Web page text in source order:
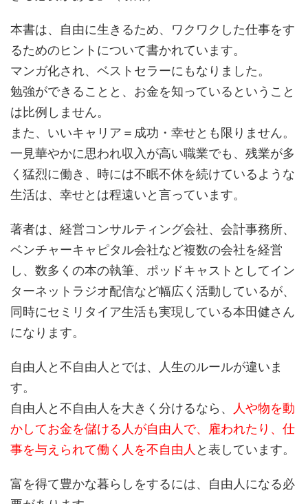
本書は、自由に生きるため、ワクワクした仕事をす
るためのヒントについて書かれています。
マンガ化され、ベストセラーにもなりました。
勉強ができることと、お金を知っているということ
は比例しません。
また、いいキャリア＝成功・幸せとも限りません。
一見華やかに思われ収入が高い職業でも、残業が多
く猛烈に働き、時には不眠不休を続けているような
生活は、幸せとは程遠いと言っています。
著者は、経営コンサルティング会社、会計事務所、
ベンチャーキャピタル会社など複数の会社を経営
し、数多くの本の執筆、ポッドキャストとしてイン
ターネットラジオ配信など幅広く活動しているが、
同時にセミリタイア生活も実現している本田健さん
になります。
自由人と不自由人とでは、人生のルールが違いま
す。
自由人と不自由人を大きく分けるなら、
人や物を動
かしてお金を儲ける人が自由人で、雇われたり、仕
事を与えられて働く人を不自由人 と表しています。
富を得て豊かな暮らしをするには、自由人になる必